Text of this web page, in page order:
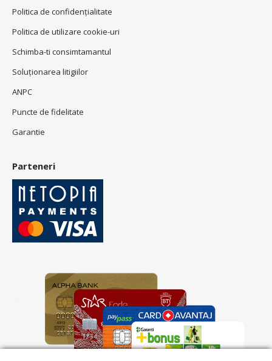
Politica de confidenţialitate
Politica de utilizare cookie-uri
Schimba-ti consimtamantul
Soluționarea litigiilor
ANPC
Puncte de fidelitate
Garantie
Parteneri